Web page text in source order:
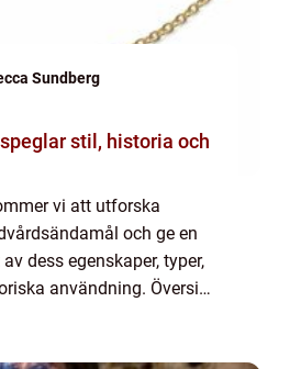
Sundberg
stil, historia och
vi att utforska
och ge en
dess egenskaper, typer,
användning. Översikt